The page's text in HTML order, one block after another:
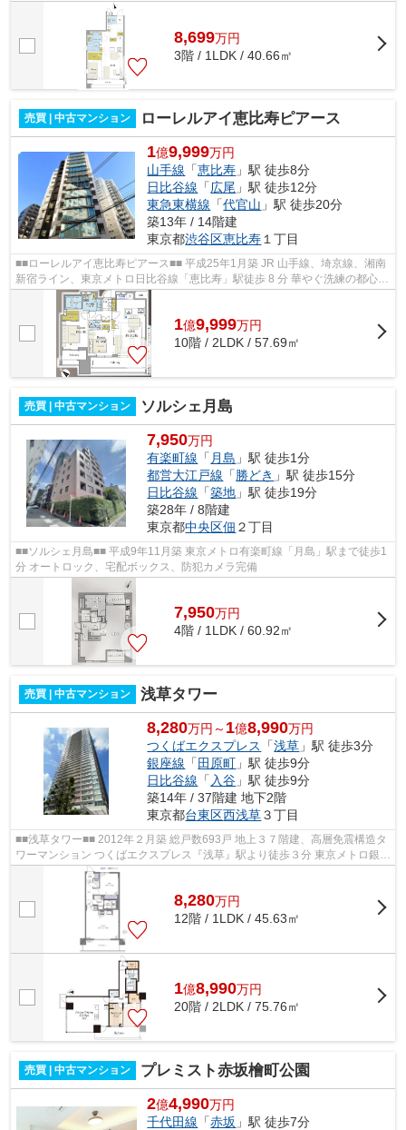
徒歩15 分 JR 山手線、埼京線、湘...
8,699万円
3階 / 1LDK / 40.66㎡
売買 | 中古マンション ローレルアイ恵比寿ピアース
1億9,999万円
山手線 「恵比寿 」駅 徒歩8分
日比谷線 「広尾 」駅 徒歩12分
東急東横線 「代官山 」駅 徒歩20分
築13年 / 14階建
東京都渋谷区恵比寿１丁目
■■ローレルアイ恵比寿ピアース■■ 平成25年1月築 JR 山手線、埼京線、湘南
新宿ライン、東京メトロ日比谷線「恵比寿」駅徒歩 8 分 華やぐ洗練の都心
『恵比寿』 『渋谷』『代官山』『...
1億9,999万円
10階 / 2LDK / 57.69㎡
売買 | 中古マンション ソルシェ月島
7,950万円
有楽町線 「 月島 」駅 徒歩1分
都営大江戸線 「 勝どき 」駅 徒歩15分
日比谷線 「築地 」駅 徒歩19分
築28年 / 8階建
東京都中央区佃 ２丁目
■■ソルシェ月島■■ 平成9年11月築 東京メトロ有楽町線「月島」駅まで徒歩1
分 オートロック、宅配ボックス、防犯カメラ完備
7,950万円
4階 / 1LDK / 60.92㎡
売買 | 中古マンション 浅草タワー
8,280万円～ 1億8,990万円
つくばエクスプレス
「浅草 」駅 徒歩3分
銀座線 「 田原町 」駅 徒歩9分
日比谷線 「 入谷 」駅 徒歩9分
築14年 / 37階建 地下2階
東京都台東区西浅草３丁目
■■浅草タワー■■ 2012年２月築 総戸数693戸 地上３７階建、高層免震構造タ
ワーマンション つくばエクスプレス『浅草』駅より徒歩３分 東京メトロ銀座
線『田原町』駅より徒歩9分 東京...
8,280万円
12階 / 1LDK / 45.63㎡
1億8,990万円
20階 / 2LDK / 75.76㎡
売買 | 中古マンション プレミスト赤坂檜町公園
2億4,990万円
千代田線 「赤坂 」駅 徒歩7分